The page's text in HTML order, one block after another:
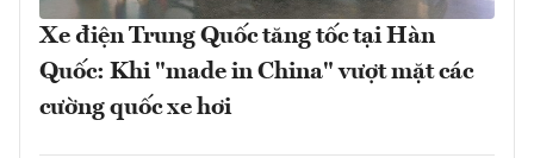
Xe điện Trung Quốc tăng tốc tại Hàn
Quốc: Khi "made in China" vượt mặt các
cường quốc xe hơi